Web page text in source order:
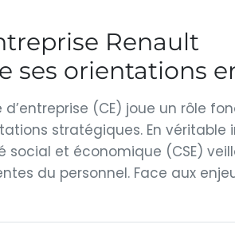
Renault
ses orientations
(CE) joue un rôle
stratégiques. En véritable
et économique (CSE)
du personnel. Face aux